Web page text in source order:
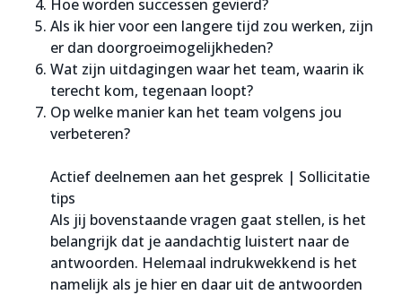
Hoe worden successen gevierd?
Als ik hier voor een langere tijd zou werken, zijn
er dan doorgroeimogelijkheden?
Wat zijn uitdagingen waar het team, waarin ik
terecht kom, tegenaan loopt?
Op welke manier kan het team volgens jou
verbeteren?
Actief deelnemen aan het gesprek | Sollicitatie
tips
Als jij bovenstaande vragen gaat stellen, is het
belangrijk dat je aandachtig luistert naar de
antwoorden. Helemaal indrukwekkend is het
namelijk als je hier en daar uit de antwoorden